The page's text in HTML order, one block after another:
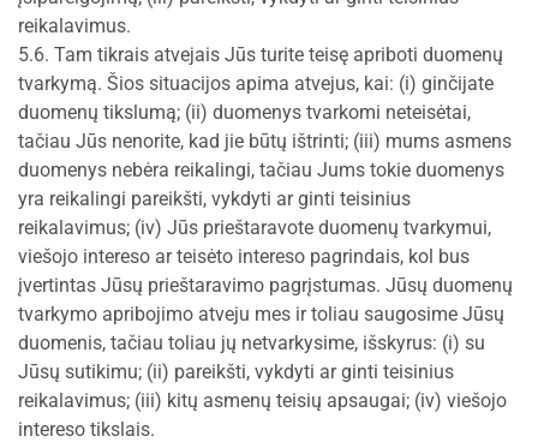
reikalavimus.
5.6. Tam tikrais atvejais Jūs turite teisę apriboti duomenų
tvarkymą. Šios situacijos apima atvejus, kai: (i) ginčijate
duomenų tikslumą; (ii) duomenys tvarkomi neteisėtai,
tačiau Jūs nenorite, kad jie būtų ištrinti; (iii) mums asmens
duomenys nebėra reikalingi, tačiau Jums tokie duomenys
yra reikalingi pareikšti, vykdyti ar ginti teisinius
reikalavimus; (iv) Jūs prieštaravote duomenų tvarkymui,
viešojo intereso ar teisėto intereso pagrindais, kol bus
įvertintas Jūsų prieštaravimo pagrįstumas. Jūsų duomenų
tvarkymo apribojimo atveju mes ir toliau saugosime Jūsų
duomenis, tačiau toliau jų netvarkysime, išskyrus: (i) su
Jūsų sutikimu; (ii) pareikšti, vykdyti ar ginti teisinius
reikalavimus; (iii) kitų asmenų teisių apsaugai; (iv) viešojo
intereso tikslais.